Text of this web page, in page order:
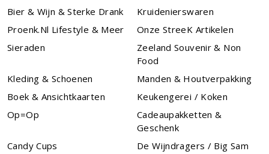
Bier & Wijn & Sterke Drank
Kruidenierswaren
Proenk.nl Lifestyle & Meer
Onze StreeK Artikelen
Sieraden
Zeeland Souvenir & Non
Food
Kleding & Schoenen
Manden & Houtverpakking
Boek & Ansichtkaarten
Keukengerei / Koken
Op=Op
Cadeaupakketten &
Geschenk
Candy Cups
De Wijndragers / Big Sam